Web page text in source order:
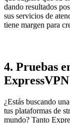
dando resultados
sus servicios de
tiene margen para
4. Pruebas
¿Estás buscando
tus plataformas de
mundo? Tanto